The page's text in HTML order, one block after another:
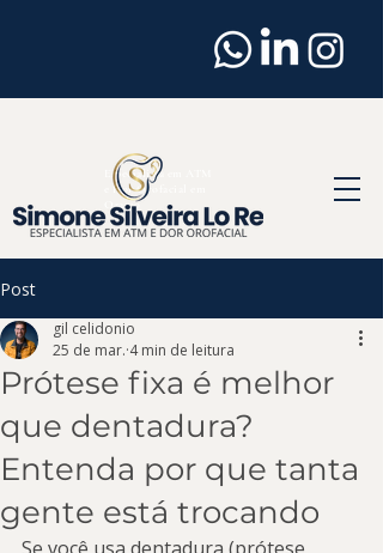
Dentista
Especialista em ATM
e Dor Orofacial em
Osasco
Post
Prótese fixa é melhor
que dentadura?
Entenda por que tanta
gente está trocando
gil celidonio
25 de mar. 4 min de leitura